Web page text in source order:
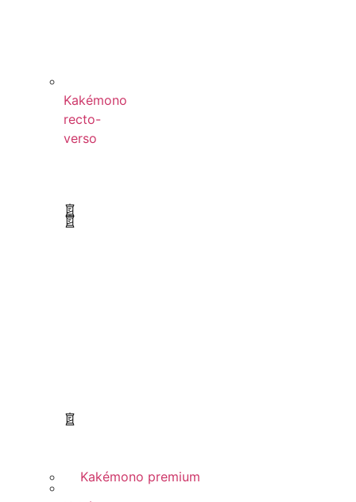
Kakémono
recto-
verso
Kakémono premium